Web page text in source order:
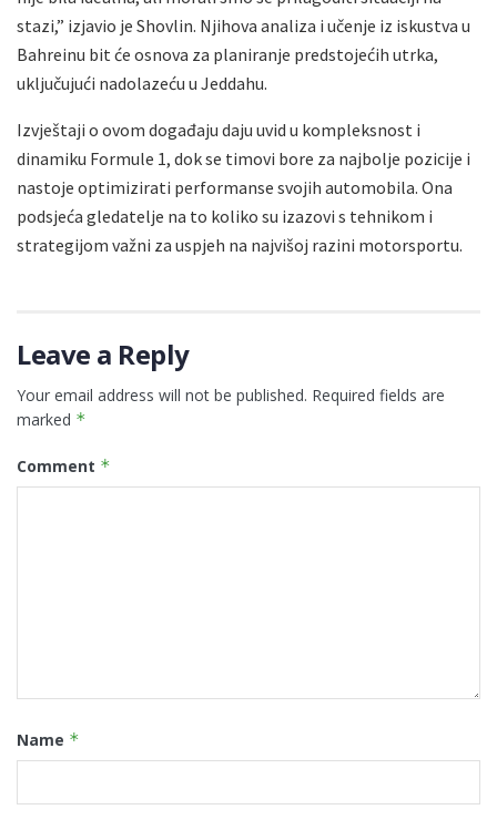
stazi,” izjavio je Shovlin. Njihova analiza i učenje iz iskustva u
Bahreinu bit će osnova za planiranje predstojećih utrka,
uključujući nadolazeću u Jeddahu.
Izvještaji o ovom događaju daju uvid u kompleksnost i
dinamiku Formule 1, dok se timovi bore za najbolje pozicije i
nastoje optimizirati performanse svojih automobila. Ona
podsjeća gledatelje na to koliko su izazovi s tehnikom i
strategijom važni za uspjeh na najvišoj razini motorsportu.
Leave a Reply
Your email address will not be published. Required fields are
marked *
Comment *
Name *